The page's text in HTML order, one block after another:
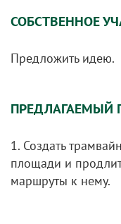
СОБСТВЕННОЕ
Предложить идею.
ПРЕДЛАГАЕМЫЙ
1. Создать
площади и
маршруты к нему.